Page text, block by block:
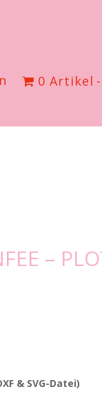
0 Artikel
–
& SVG-Datei)